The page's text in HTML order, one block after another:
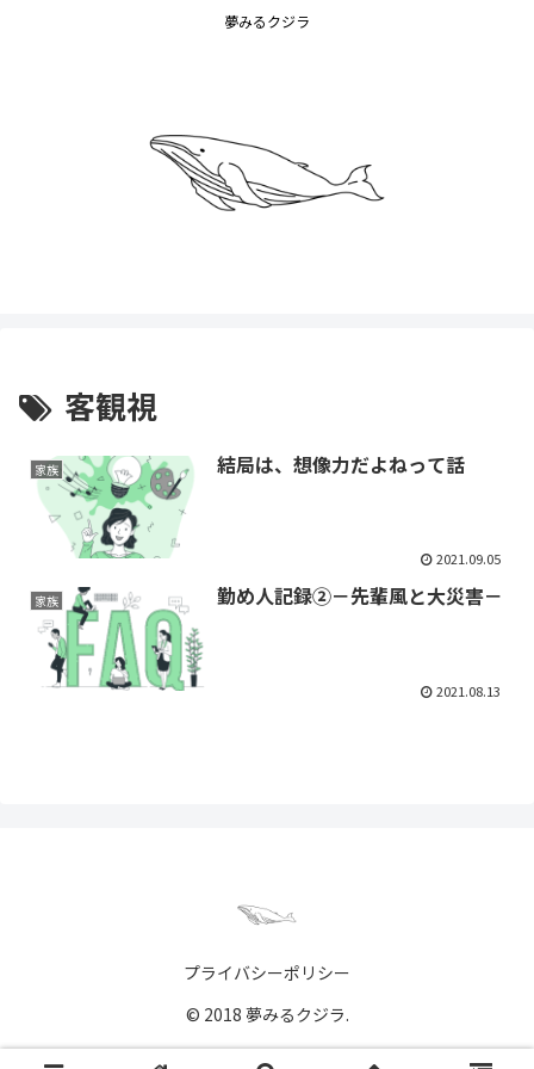
夢みるクジラ
客観視
家族 結局は、想像力だよねって話
2021.09.05
家族 勤め人記録②－先輩風と大災害－
2021.08.13
プライバシーポリシー
© 2018 夢みるクジラ.